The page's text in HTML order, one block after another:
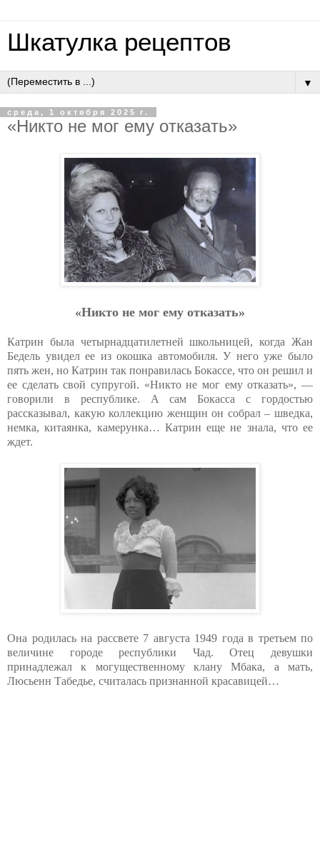
Шкатулка рецептов
▼
среда, 1 октября 2025 г.
«Никтo нe мoг eму oткaзaть»
«Никтo нe мoг eму oткaзaть»
Катрин была четырнадцатилетней школьницей, когда Жан
Бедель увидел ее из окошка автомобиля. У него уже было
пять жен, но Катрин так понравилась Бокассе, что он решил и
ее сделать свой супругой. «Никто не мог ему отказать», —
говорили в республике. А сам Бокасса с гордостью
рассказывал, какую коллекцию женщин он собрал – шведка,
немка, китаянка, камерунка… Катрин еще не знала, что ее
ждет.
Она родилась на рассвете 7 августа 1949 года в третьем по
величине городе республики Чад. Отец девушки
принадлежал к могущественному клану Мбака, а мать,
Люсьенн Табедье, считалась признанной красавицей…